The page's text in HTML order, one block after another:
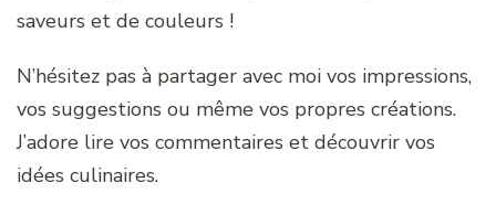
saveurs et de couleurs !
N’hésitez pas à partager avec moi vos impressions,
vos suggestions ou même vos propres créations.
J’adore lire vos commentaires et découvrir vos
idées culinaires.